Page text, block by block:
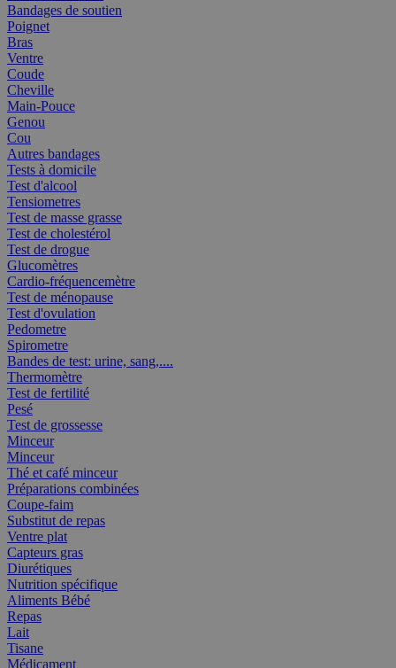
Bandages de soutien
Poignet
Bras
Ventre
Coude
Cheville
Main-Pouce
Genou
Cou
Autres bandages
Tests à domicile
Test d'alcool
Tensiometres
Test de masse grasse
Test de cholestérol
Test de drogue
Glucomètres
Cardio-fréquencemètre
Test de ménopause
Test d'ovulation
Pedometre
Spirometre
Bandes de test: urine, sang,....
Thermomètre
Test de fertilité
Pesé
Test de grossesse
Minceur
Minceur
Thé et café minceur
Préparations combinées
Coupe-faim
Substitut de repas
Ventre plat
Capteurs gras
Diurétiques
Nutrition spécifique
Aliments Bébé
Repas
Lait
Tisane
Médicament